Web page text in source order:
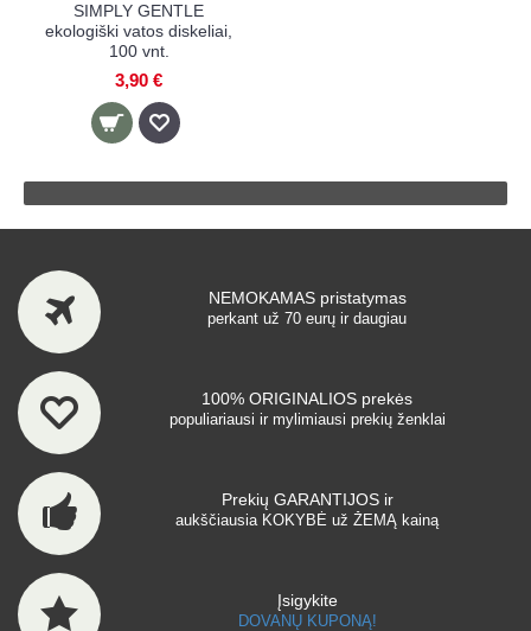
SIMPLY GENTLE
ekologiški vatos diskeliai,
100 vnt.
3,90 €
NEMOKAMAS pristatymas
perkant už 70 eurų ir daugiau
100% ORIGINALIOS prekės
populiariausi ir mylimiausi prekių ženklai
Prekių GARANTIJOS ir
aukščiausia KOKYBĖ už ŽEMĄ kainą
Įsigykite
DOVANŲ KUPONĄ!